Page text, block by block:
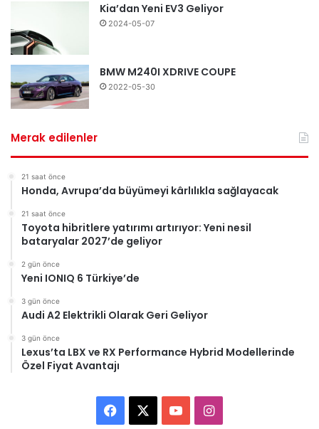
Kia’dan Yeni EV3 Geliyor
2024-05-07
BMW M240I XDRIVE COUPE
2022-05-30
Merak edilenler
21 saat önce
Honda, Avrupa’da büyümeyi kârlılıkla sağlayacak
21 saat önce
Toyota hibritlere yatırımı artırıyor: Yeni nesil
bataryalar 2027’de geliyor
2 gün önce
Yeni IONIQ 6 Türkiye’de
3 gün önce
Audi A2 Elektrikli Olarak Geri Geliyor
3 gün önce
Lexus’ta LBX ve RX Performance Hybrid Modellerinde
Özel Fiyat Avantajı
Facebook YouTubeInstagram